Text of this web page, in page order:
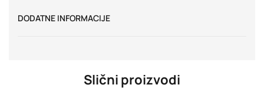
DODATNE INFORMACIJE
Slični proizvodi